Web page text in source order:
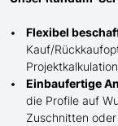
Flexibel
Kauf/
Einbaufertige
die Profile auf
Zuschnitten